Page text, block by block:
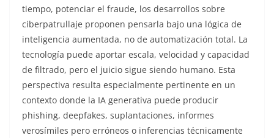
tiempo, potenciar el fraude, los desarrollos sobre
ciberpatrullaje proponen pensarla bajo una lógica de
inteligencia aumentada, no de automatización total. La
tecnología puede aportar escala, velocidad y capacidad
de filtrado, pero el juicio sigue siendo humano. Esta
perspectiva resulta especialmente pertinente en un
contexto donde la IA generativa puede producir
phishing, deepfakes, suplantaciones, informes
verosímiles pero erróneos o inferencias técnicamente